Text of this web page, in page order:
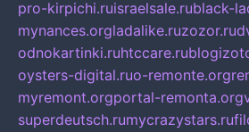
pro-kirpichi.ruisraelsale.rublack-
mynances.orgladalike.ruzozor.ru
odnokartinki.ruhtccare.ru
oysters-digital.ruo-remonte.org
myremont.orgportal-remonta.org
superdeutsch.rumycrazystars.ru